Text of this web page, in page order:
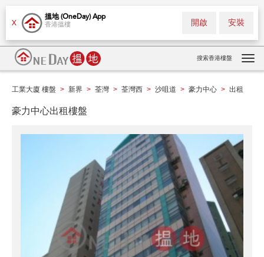
X
搵地 (OneDay) App
香港搵樓 安裝
開啟
搜索香港樓盤
工業大廈 樓盤 > 新界 > 荃灣 > 荃灣西 > 沙咀道 > 豪力中心 > 出租
豪力中心出租樓盤